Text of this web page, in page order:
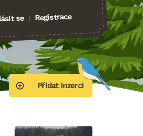
se | Registrace
Přidat inzerci